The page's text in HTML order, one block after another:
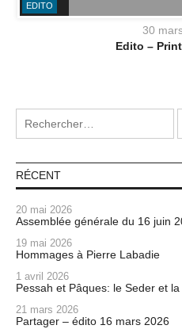
EDITO
30
Edito –
RÉCENT
20 mai 2026
Assemblée générale du 16 juin
19 mai 2026
Hommages à Pierre Labadie
1 avril 2026
Pessah et Pâques: le Seder et
21 mars 2026
Partager – édito 16 mars 2026